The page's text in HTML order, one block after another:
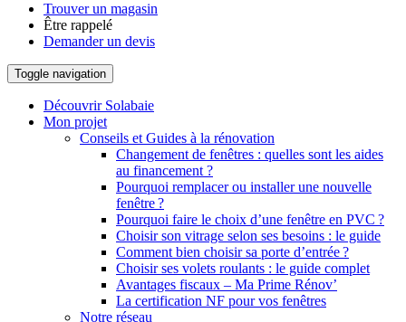
Trouver un magasin
Être rappelé
Demander un devis
Toggle navigation
Découvrir Solabaie
Mon projet
Conseils et Guides à la rénovation
Changement de fenêtres : quelles sont les aides
au financement ?
Pourquoi remplacer ou installer une nouvelle
fenêtre ?
Pourquoi faire le choix d’une fenêtre en PVC ?
Choisir son vitrage selon ses besoins : le guide
Comment bien choisir sa porte d’entrée ?
Choisir ses volets roulants : le guide complet
Avantages fiscaux – Ma Prime Rénov’
La certification NF pour vos fenêtres
Notre réseau